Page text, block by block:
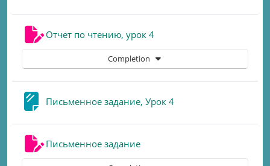
Отчет по чтению, урок 4Assignment
Completion
Письменное задание, Урок 4Page
Письменное заданиеAssignment